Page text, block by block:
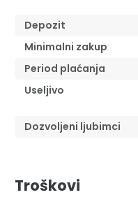
Depozit
Minimalni zakup
Period plaćanja
Useljivo
Dozvoljeni ljubimci
Troškovi